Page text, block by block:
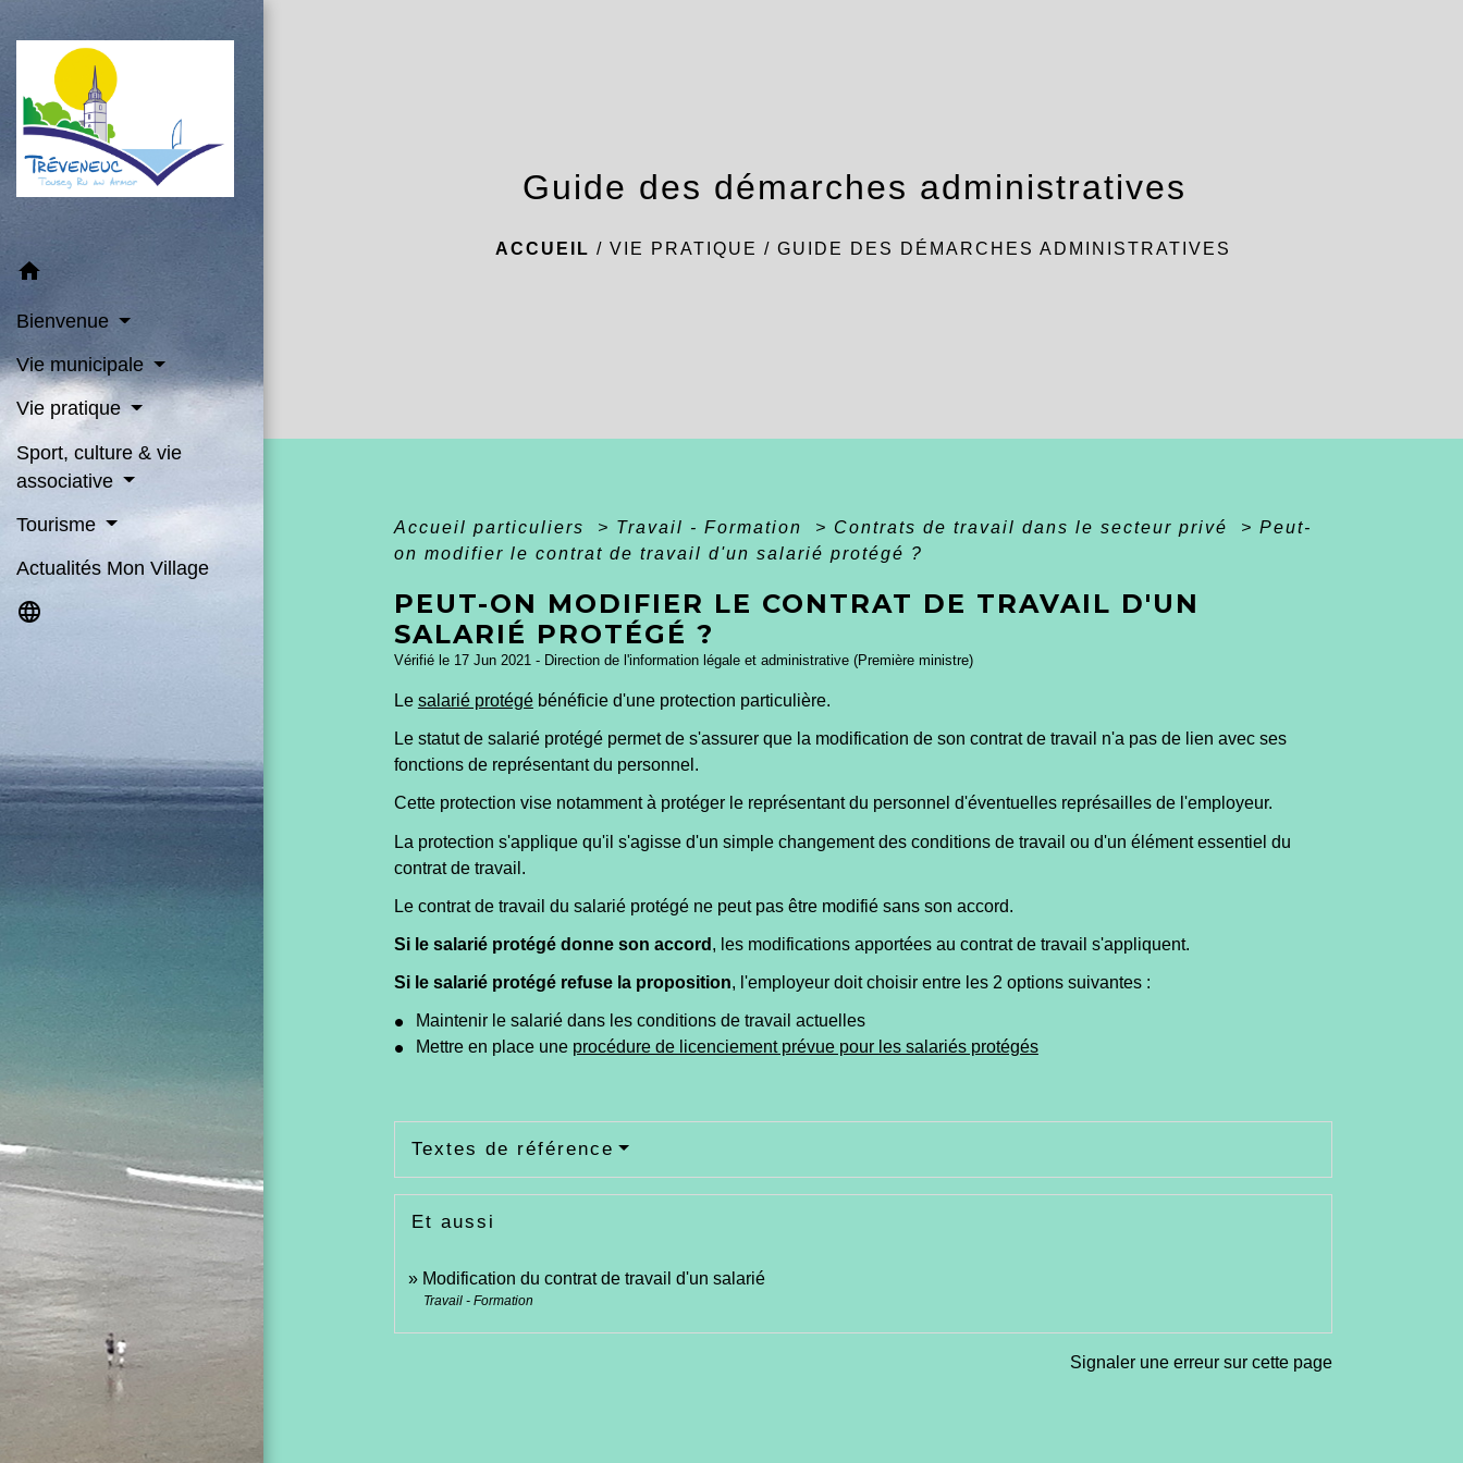
home
Bienvenue
Vie municipale
Vie pratique
Sport, culture & vie
associative
Tourisme
Actualités Mon Village
language
Guide des démarches administratives
ACCUEIL / VIE PRATIQUE / GUIDE DES DÉMARCHES ADMINISTRATIVES
Accueil particuliers > Travail - Formation > Contrats de travail dans le secteur privé > Peut-
on modifier le contrat de travail d'un salarié protégé ?
PEUT-ON MODIFIER LE CONTRAT DE TRAVAIL D'UN
SALARIÉ PROTÉGÉ ?
Vérifié le 17 Jun 2021 - Direction de l'information légale et administrative (Première ministre)
Le salarié protégébénéficie d'une protection particulière.
Le statut de salarié protégé permet de s'assurer que la modification de son contrat de travail n'a pas de lien avec ses
fonctions de représentant du personnel.
Cette protection vise notamment à protéger le représentant du personnel d'éventuelles représailles de l'employeur.
La protection s'applique qu'il s'agisse d'un simple changement des conditions de travail ou d'un élément essentiel du
contrat de travail.
Le contrat de travail du salarié protégé ne peut pas être modifié sans son accord.
Si le salarié protégé donne son accord , les modifications apportées au contrat de travail s'appliquent.
Si le salarié protégé refuse la proposition, l'employeur doit choisir entre les 2 options suivantes :
Maintenir le salarié dans les conditions de travail actuelles
Mettre en place une procédure de licenciement prévue pour les salariés protégés
Textes de référence
Et aussi
Modification du contrat de travail d'un salarié
Travail - Formation
Signaler une erreur sur cette page